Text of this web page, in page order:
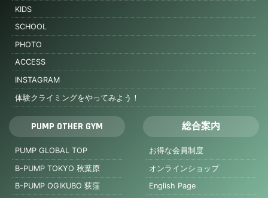
KIDS
SCHOOL
PHOTO
ACCESS
INSTAGRAM
体験クライミングをやってみよう！
PUMP OTHER GYM
PUMP GLOBAL TOP
B-PUMP TOKYO 秋葉原
B-PUMP OGIKUBO 荻窪
総合案内
お得な会員制度
オンラインショップ
English Page